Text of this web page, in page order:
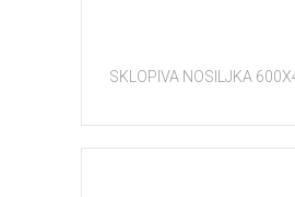
SKLOPIVA NOSILJKA